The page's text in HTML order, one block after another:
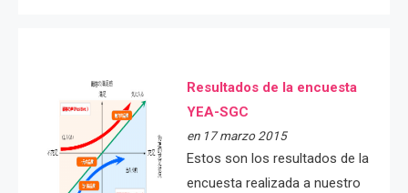
Resultados de la encuesta
YEA-SGC
en 17 marzo 2015
Estos son los resultados de la
encuesta realizada a nuestro